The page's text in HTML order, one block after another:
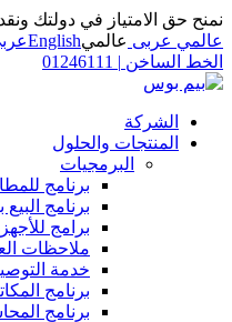
نمنح حق الامتياز في دولتك
عالمي عربى عالميEnglish
الخط الساخن |
01246111
الشركة
المنتجات والحلول
البرمجيات
برنامج
برنامج البيع
برامج
ملاحظات
خدمة
برنامج
برنامج